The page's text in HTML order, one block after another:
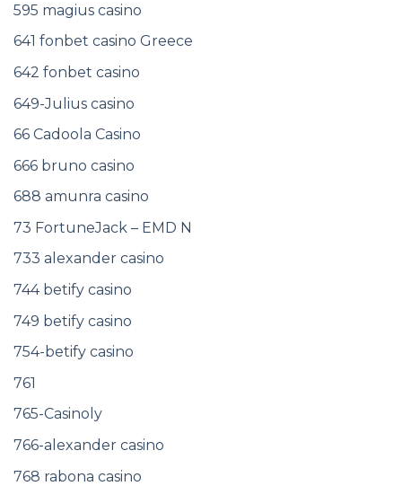
595 magius casino
641 fonbet casino Greece
642 fonbet casino
649-Julius casino
66 Cadoola Casino
666 bruno casino
688 amunra casino
73 FortuneJack – EMD N
733 alexander casino
744 betify casino
749 betify casino
754-betify casino
761
765-Casinoly
766-alexander casino
768 rabona casino